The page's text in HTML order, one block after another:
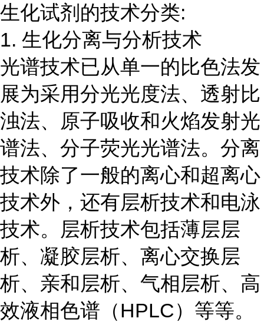
生化试剂的技术分类:
1. 生化分离与分析技术
光谱技术已从单一的比色法发
展为采用分光光度法、透射比
浊法、原子吸收和火焰发射光
谱法、分子荧光光谱法。分离
技术除了一般的离心和超离心
技术外，还有层析技术和电泳
技术。层析技术包括薄层层
析、凝胶层析、离心交换层
析、亲和层析、气相层析、高
效液相色谱（HPLC）等等。